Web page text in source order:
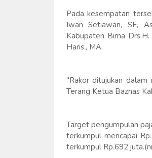
Pada kesempatan
Iwan Setiawan, SE,
Kabupaten Bima
Haris., MA.
"Rakor ditujukan dalam
Terang Ketua Baznas
Target pengumpulan
terkumpul mencapai
terkumpul Rp.692